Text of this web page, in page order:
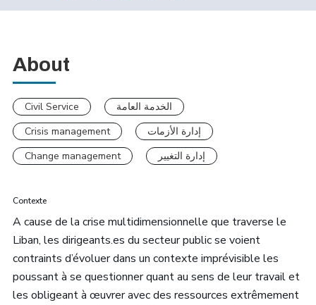
About
Civil Service
الخدمة العامة
Crisis management
إدارة الأزمات
Change management
إدارة التغيير
Contexte
A cause de la crise multidimensionnelle que traverse le
Liban, les dirigeants.es du secteur public se voient
contraints d’évoluer dans un contexte imprévisible les
poussant à se questionner quant au sens de leur travail et
les obligeant à œuvrer avec des ressources extrêmement